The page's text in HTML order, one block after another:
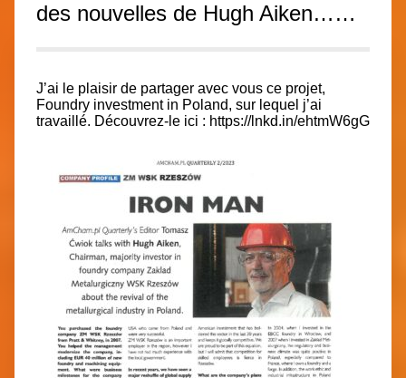
des nouvelles de Hugh Aiken……
J’ai le plaisir de partager avec vous ce projet,
Foundry investment in Poland, sur lequel j’ai
travaillé. Découvrez-le ici : https://lnkd.in/ehtmW6gG